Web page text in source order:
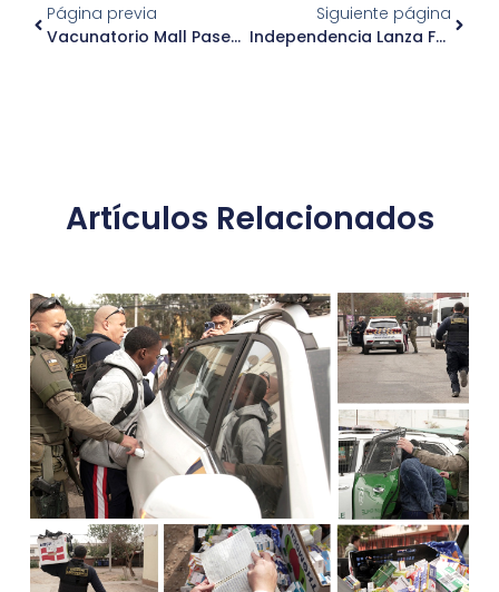
Página previa
Vacunatorio Mall Paseo Independencia: Salud Llama A Vacunarse Contra La Influenza
Siguiente página
Independencia Lanza Fondo De Seguridad Vecinal Para Proyectos Comunitarios
Artículos Relacionados